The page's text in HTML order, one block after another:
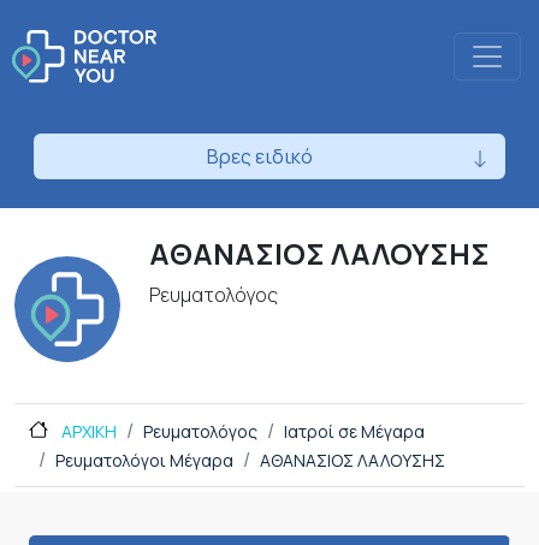
Βρες ειδικό
ΑΘΑΝΑΣΙΟΣ ΛΑΛΟΥΣΗΣ
Ρευματολόγος
ΑΡΧΙΚΗ Ρευματολόγος
Ιατροί σε Μέγαρα
Ρευματολόγοι Μέγαρα
ΑΘΑΝΑΣΙΟΣ ΛΑΛΟΥΣΗΣ